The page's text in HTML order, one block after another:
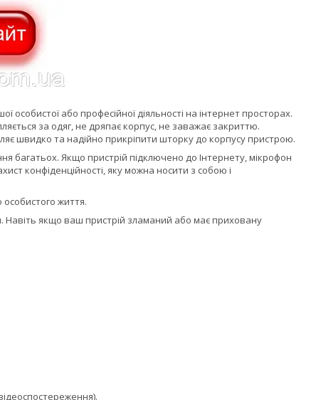
або професійної діяльності на інтернет просторах.
за одяг, не дряпає корпус, не заважає закриттю.
швидко та надійно прикріпити шторку до корпусу пристрою.
багатьох. Якщо пристрій підключено до Інтернету, мікрофон
конфіденційності, яку можна носити з собою і
особистого життя.
Навіть якщо ваш пристрій зламаний або має приховану